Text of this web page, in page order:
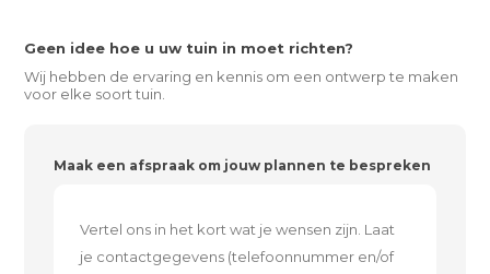
Geen idee hoe u uw tuin in moet richten?
Wij hebben de ervaring en kennis om een ontwerp te maken
voor elke soort tuin.
Maak een afspraak om jouw plannen te bespreken